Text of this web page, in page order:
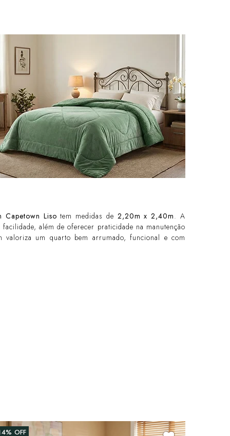
Capetown Liso tem medidas de 2,20m x 2,40m. A
além de oferecer praticidade na manutenção
valoriza um quarto bem arrumado, funcional e com
OFF